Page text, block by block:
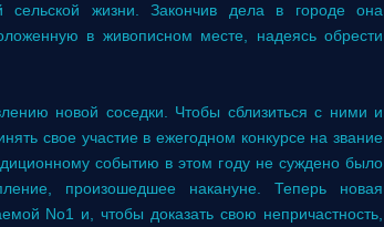
жизни. Закончив дела в городе она
в живописном месте, надеясь обрести
новой соседки. Чтобы сблизиться с ними и
свое участие в ежегодном конкурсе на звание
событию в этом году не суждено было
произошедшее накануне. Теперь новая
No1 и, чтобы доказать свою непричастность,